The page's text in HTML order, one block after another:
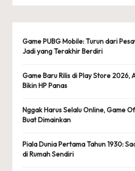
Game PUBG Mobile: Turun dari
Jadi yang Terakhir Berdiri
Game Baru Rilis di Play Store 2026,
Bikin HP Panas
Nggak Harus Selalu Online, Game
Buat Dimainkan
Piala Dunia Pertama Tahun 1930:
di Rumah Sendiri